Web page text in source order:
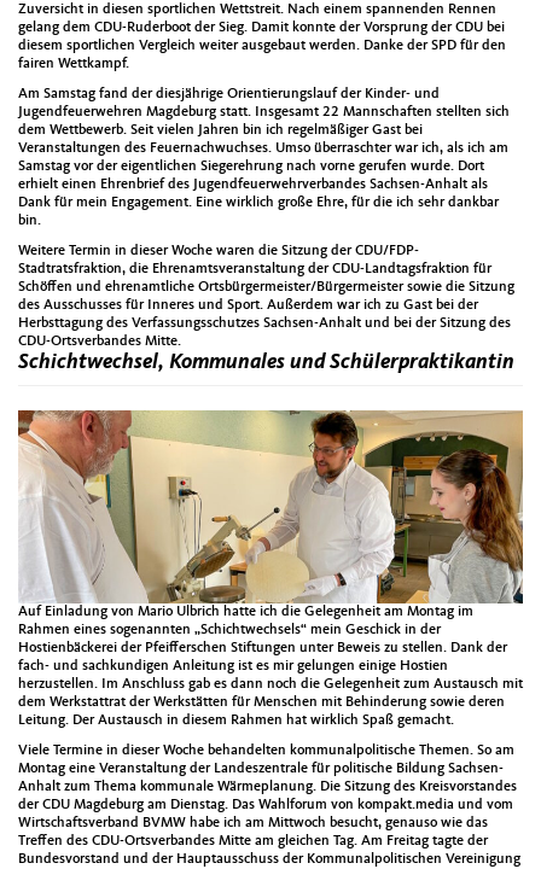
Zuversicht in diesen sportlichen Wettstreit. Nach einem spannenden Rennen
gelang dem CDU-Ruderboot der Sieg. Damit konnte der Vorsprung der CDU bei
diesem sportlichen Vergleich weiter ausgebaut werden. Danke der SPD für den
fairen Wettkampf.
Am Samstag fand der diesjährige Orientierungslauf der Kinder- und
Jugendfeuerwehren Magdeburg statt. Insgesamt 22 Mannschaften stellten sich
dem Wettbewerb. Seit vielen Jahren bin ich regelmäßiger Gast bei
Veranstaltungen des Feuernachwuchses. Umso überraschter war ich, als ich am
Samstag vor der eigentlichen Siegerehrung nach vorne gerufen wurde. Dort
erhielt einen Ehrenbrief des Jugendfeuerwehrverbandes Sachsen-Anhalt als
Dank für mein Engagement. Eine wirklich große Ehre, für die ich sehr dankbar
bin.
Weitere Termin in dieser Woche waren die Sitzung der CDU/FDP-
Stadtratsfraktion, die Ehrenamtsveranstaltung der CDU-Landtagsfraktion für
Schöffen und ehrenamtliche Ortsbürgermeister/Bürgermeister sowie die Sitzung
des Ausschusses für Inneres und Sport. Außerdem war ich zu Gast bei der
Herbsttagung des Verfassungsschutzes Sachsen-Anhalt und bei der Sitzung des
CDU-Ortsverbandes Mitte.
Schichtwechsel, Kommunales und Schülerpraktikantin
Auf Einladung von Mario Ulbrich hatte ich die Gelegenheit am Montag im
Rahmen eines sogenannten „Schichtwechsels“ mein Geschick in der
Hostienbäckerei der Pfeifferschen Stiftungen unter Beweis zu stellen. Dank der
fach- und sachkundigen Anleitung ist es mir gelungen einige Hostien
herzustellen. Im Anschluss gab es dann noch die Gelegenheit zum Austausch mit
dem Werkstattrat der Werkstätten für Menschen mit Behinderung sowie deren
Leitung. Der Austausch in diesem Rahmen hat wirklich Spaß gemacht.
Viele Termine in dieser Woche behandelten kommunalpolitische Themen. So am
Montag eine Veranstaltung der Landeszentrale für politische Bildung Sachsen-
Anhalt zum Thema kommunale Wärmeplanung. Die Sitzung des Kreisvorstandes
der CDU Magdeburg am Dienstag. Das Wahlforum von kompakt.media und vom
Wirtschaftsverband BVMW habe ich am Mittwoch besucht, genauso wie das
Treffen des CDU-Ortsverbandes Mitte am gleichen Tag. Am Freitag tagte der
Bundesvorstand und der Hauptausschuss der Kommunalpolitischen Vereinigung